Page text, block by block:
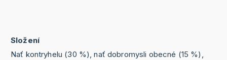
Složení
Nať kontryhelu (30 %), nať dobromysli obecné (15 %),